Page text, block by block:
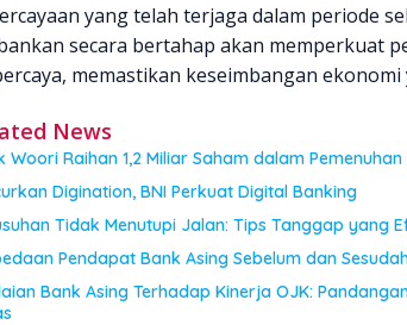
yang telah terjaga dalam periode
secara bertahap akan memperkuat
memastikan keseimbangan
News
Woori Raihan 1,2 Miliar Saham dalam
Digination, BNI Perkuat Digital Banking
Tidak Menutupi Jalan: Tips Tanggap yang
Pendapat Bank Asing Sebelum dan
Bank Asing Terhadap Kinerja OJK: